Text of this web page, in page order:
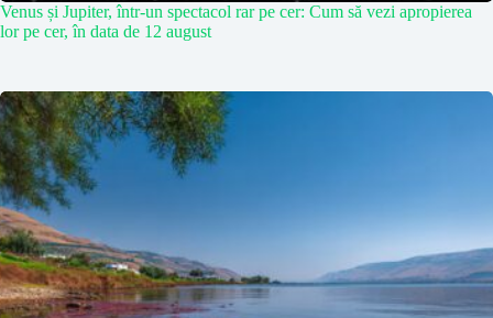
Venus și Jupiter, într-un spectacol rar pe cer: Cum să vezi apropierea
lor pe cer, în data de 12 august